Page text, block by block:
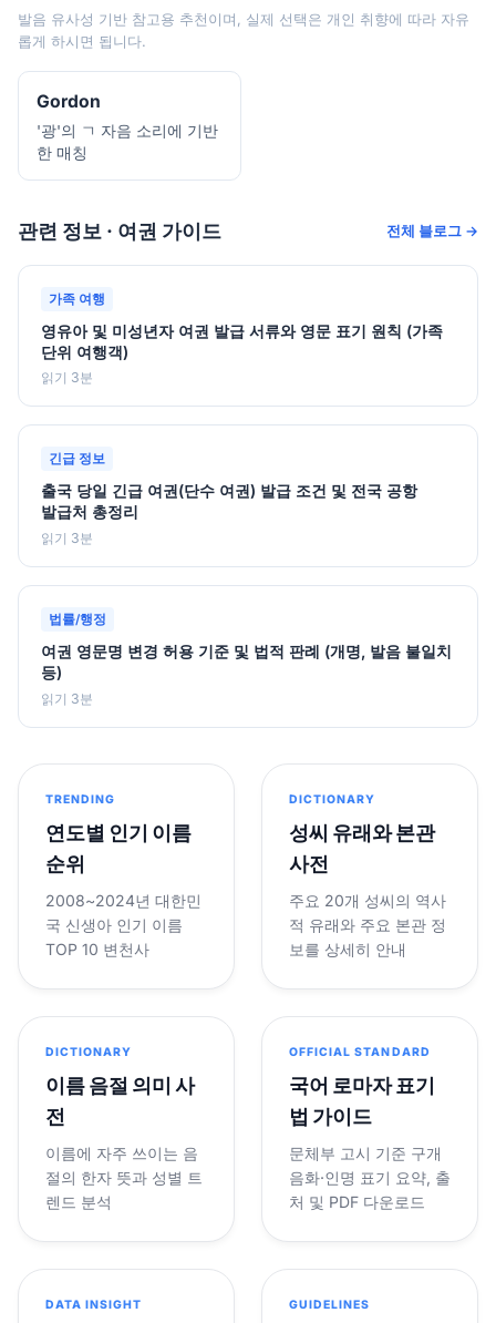
발음 유사성 기반 참고용 추천이며, 실제 선택은 개인 취향에 따라 자유
롭게 하시면 됩니다.
Gordon
'광'의 ㄱ 자음 소리에 기반
한 매칭
관련 정보 · 여권 가이드 전체 블로그 →
가족 여행
영유아 및 미성년자 여권 발급 서류와 영문 표기 원칙 (가족
단위 여행객)
읽기 3분
긴급 정보
출국 당일 긴급 여권(단수 여권) 발급 조건 및 전국 공항
발급처 총정리
읽기 3분
법률/행정
여권 영문명 변경 허용 기준 및 법적 판례 (개명, 발음 불일치
등)
읽기 3분
TRENDING
연도별 인기 이름
순위
2008~2024년 대한민
국 신생아 인기 이름
TOP 10 변천사
DICTIONARY
성씨 유래와 본관
사전
주요 20개 성씨의 역사
적 유래와 주요 본관 정
보를 상세히 안내
DICTIONARY
이름 음절 의미 사
전
이름에 자주 쓰이는 음
절의 한자 뜻과 성별 트
렌드 분석
OFFICIAL STANDARD
국어 로마자 표기
법 가이드
문체부 고시 기준 구개
음화·인명 표기 요약, 출
처 및 PDF 다운로드
DATA INSIGHT GUIDELINES